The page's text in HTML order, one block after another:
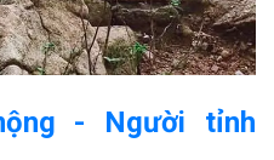
- Người tỉnh